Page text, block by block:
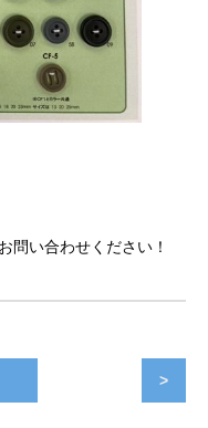
問い合わせください！
>